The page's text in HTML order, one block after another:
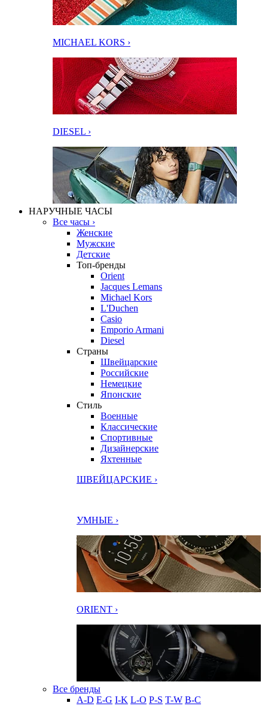
MICHAEL KORS ›
DIESEL ›
НАРУЧНЫЕ ЧАСЫ
Все часы ›
Женские
Мужские
Детские
Топ-бренды
Orient
Jacques Lemans
Michael Kors
L'Duchen
Casio
Emporio Armani
Diesel
Страны
Швейцарские
Российские
Немецкие
Японские
Стиль
Военные
Классические
Спортивные
Дизайнерские
Яхтенные
ШВЕЙЦАРСКИЕ ›
УМНЫЕ ›
ORIENT ›
Все бренды
A-D E-G I-K L-O P-S T-W В-С